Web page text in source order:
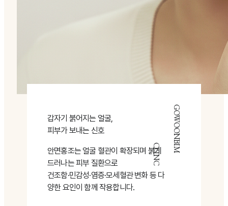
갑자기 붉어지는 얼굴,
피부가 보내는 신호
안면홍조는 얼굴 혈관이 확장되며 붉게
드러나는 피부 질환으로
건조함·민감성·염증·모세혈관 변화 등 다
양한 요인이 함께 작용합니다.
GOWOONBIM
CLINC